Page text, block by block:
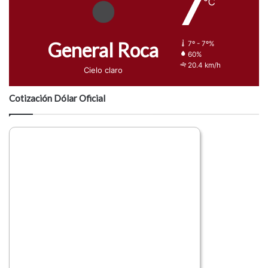
General Roca
Cielo claro
7º - 7º%
60%
20.4 km/h
Cotización Dólar Oficial